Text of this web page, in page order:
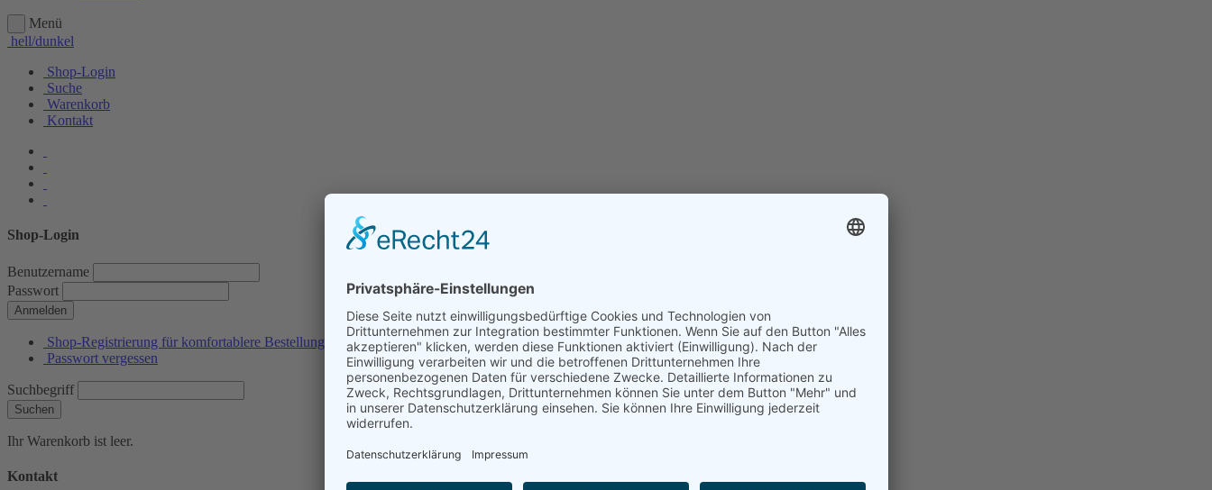
Menü
hell/dunkel
Shop-Login
Suche
Warenkorb
Kontakt
Shop-Login
Benutzername
Passwort
Anmelden
Shop-Registrierung für komfortablere Bestellungen
Passwort vergessen
Suchbegriff
Suchen
Ihr Warenkorb ist leer.
Kontakt